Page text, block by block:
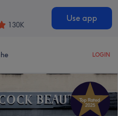
130K
Use app
LOGIN